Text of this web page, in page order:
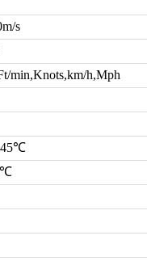
s
min,Knots,km/h,Mph
℃
℃